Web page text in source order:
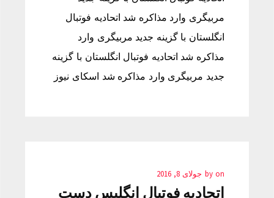
مربیگری وارد مذاکره شد اتحادیه فوتبال
انگلستان با گزینه جدید مربیگری وارد
مذاکره شد اتحادیه فوتبال انگلستان با گزینه
جدید مربیگری وارد مذاکره شد اسکای نیوز
by on جولای 8, 2016
اتحادیه فوتبال انگلیس دست